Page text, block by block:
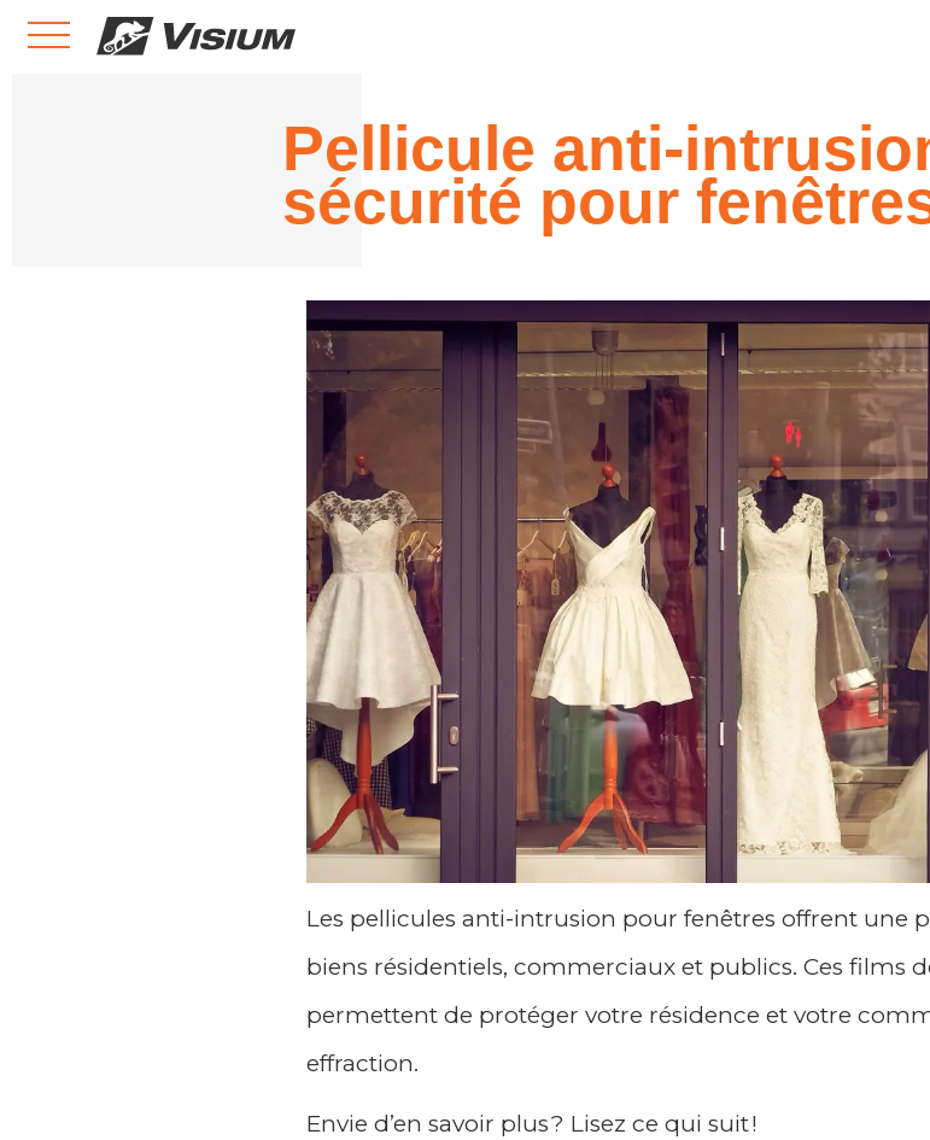
Pellicule anti-
sécurité pour
Les pellicules anti-intrusion pour fenêtres offrent une
biens résidentiels, commerciaux et publics. Ces films
permettent de protéger votre résidence et votre
effraction.
Envie d’en savoir plus ? Lisez ce qui suit !